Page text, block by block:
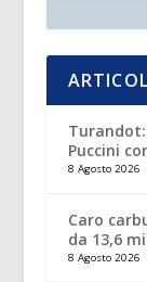
Puccini
8 Agosto 2026
Caro
da 13,6
8 Agosto 2026